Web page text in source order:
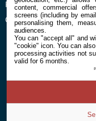
Préférences Cookies
Qui sommes nous
© 2026
content, commercial
screens (including by
personalising them,
audiences.
You can "accept all" and
"cookie" icon. You can
processing activities not
valid for 6 months.